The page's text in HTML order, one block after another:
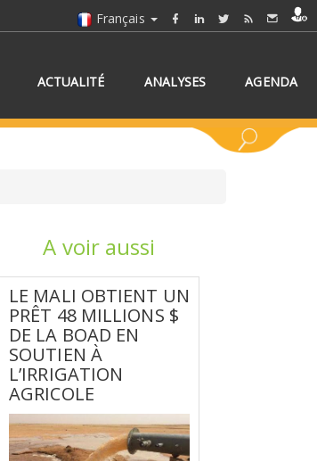
Français
ACTUALITÉ ANALYSES AGENDA
A voir aussi
LE MALI OBTIENT UN
PRÊT 48 MILLIONS $
DE LA BOAD EN
SOUTIEN À
L’IRRIGATION
AGRICOLE